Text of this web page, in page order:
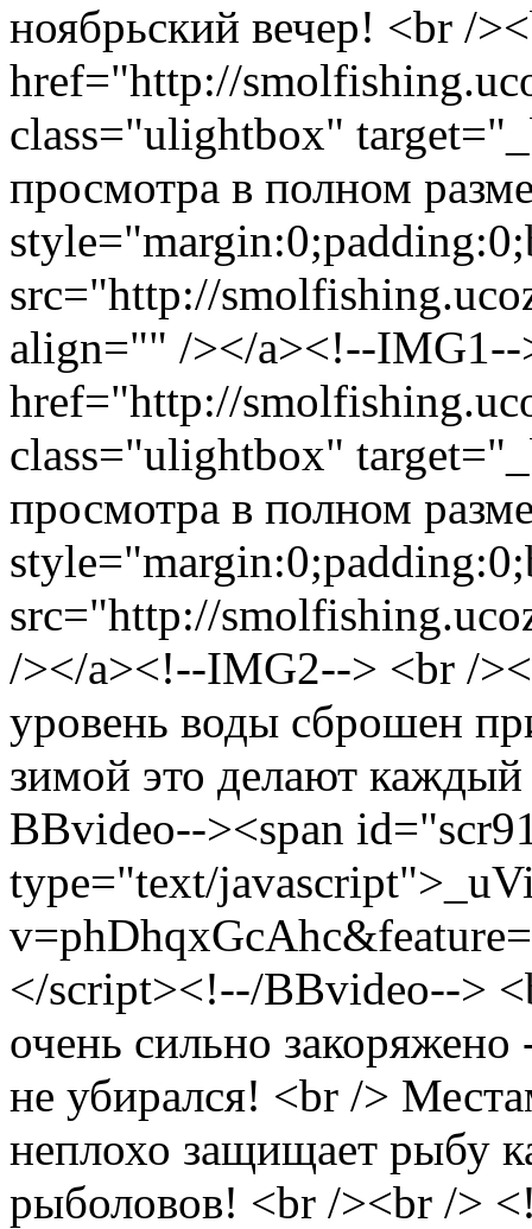
ноябрьский вечер! <br /
href="http://
class="ulightbox"
просмотра в полном
src="http://
align="" /></a><!--
href="http://
class="ulightbox"
просмотра в полном
src="http://
/></a><!--IMG2--> <br /
уровень воды сброшен
зимой это делают
BBvideo--><span
type="text/
</script><!--/BBvideo-->
очень сильно закоряжено
не убирался! <br />
неплохо защищает рыбу
рыболовов! <br /><br />